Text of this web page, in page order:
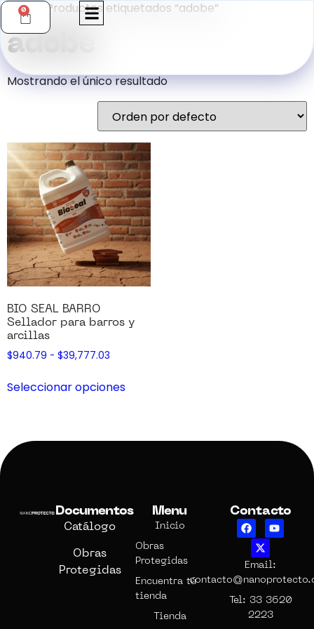
0
Inicio / Productos etiquetados “adobe”
adobe
Mostrando el único resultado
BIO SEAL BARRO
Sellador para barros y
arcillas
$940.79 - $39,777.03
Seleccionar opciones
Documentos
Catálogo
Obras
Protegidas
Menu
Inicio
Obras
Protegidas
Encuentra tú
tienda
Tienda
Contacto
Email:
Tel: 33 3620
2223